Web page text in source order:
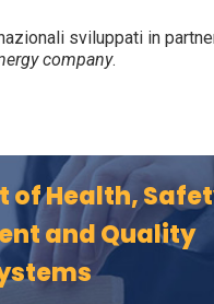
sviluppati in
company.
of Health,
and Quality